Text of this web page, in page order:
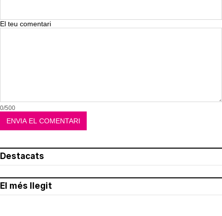
El teu comentari
0/500
Destacats
El més llegit